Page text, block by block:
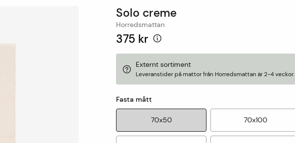
Online only
Solo creme
Horredsmattan
375 kr
Externt sortiment
Leveranstider på mattor från Horredsmattan är 2-4 veckor.
Fasta mått
70x50 70x100